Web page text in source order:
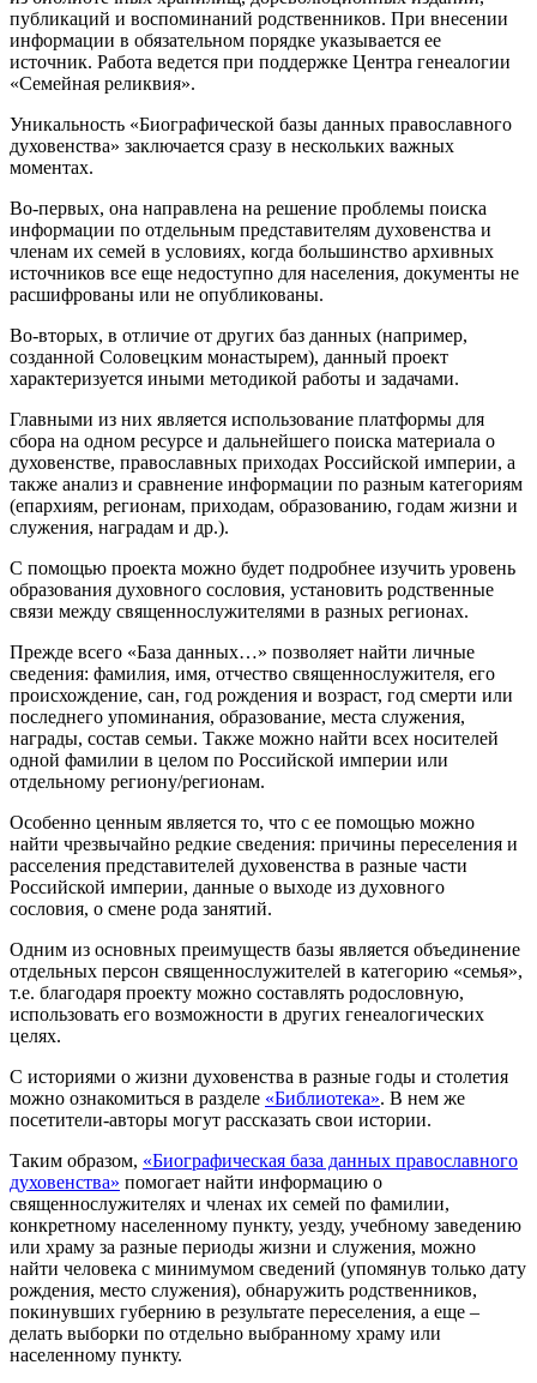
публикаций и воспоминаний родственников. При внесении
информации в обязательном порядке указывается ее
источник. Работа ведется при поддержке Центра генеалогии
«Семейная реликвия».
Уникальность «Биографической базы данных православного
духовенства» заключается сразу в нескольких важных
моментах.
Во-первых, она направлена на решение проблемы поиска
информации по отдельным представителям духовенства и
членам их семей в условиях, когда большинство архивных
источников все еще недоступно для населения, документы не
расшифрованы или не опубликованы.
Во-вторых, в отличие от других баз данных (например,
созданной Соловецким монастырем), данный проект
характеризуется иными методикой работы и задачами.
Главными из них является использование платформы для
сбора на одном ресурсе и дальнейшего поиска материала о
духовенстве, православных приходах Российской империи, а
также анализ и сравнение информации по разным категориям
(епархиям, регионам, приходам, образованию, годам жизни и
служения, наградам и др.).
С помощью проекта можно будет подробнее изучить уровень
образования духовного сословия, установить родственные
связи между священнослужителями в разных регионах.
Прежде всего «База данных…» позволяет найти личные
сведения: фамилия, имя, отчество священнослужителя, его
происхождение, сан, год рождения и возраст, год смерти или
последнего упоминания, образование, места служения,
награды, состав семьи. Также можно найти всех носителей
одной фамилии в целом по Российской империи или
отдельному региону/регионам.
Особенно ценным является то, что с ее помощью можно
найти чрезвычайно редкие сведения: причины переселения и
расселения представителей духовенства в разные части
Российской империи, данные о выходе из духовного
сословия, о смене рода занятий.
Одним из основных преимуществ базы является объединение
отдельных персон священнослужителей в категорию «семья»,
т.е. благодаря проекту можно составлять родословную,
использовать его возможности в других генеалогических
целях.
С историями о жизни духовенства в разные годы и столетия
можно ознакомиться в разделе «Библиотека». В нем же
посетители-авторы могут рассказать свои истории.
Таким образом, «Биографическая база данных православного
духовенства» помогает найти информацию о
священнослужителях и членах их семей по фамилии,
конкретному населенному пункту, уезду, учебному заведению
или храму за разные периоды жизни и служения, можно
найти человека с минимумом сведений (упомянув только дату
рождения, место служения), обнаружить родственников,
покинувших губернию в результате переселения, а еще –
делать выборки по отдельно выбранному храму или
населенному пункту.